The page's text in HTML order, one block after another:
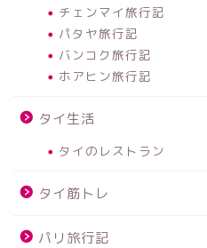
チェンマイ旅行記
パタヤ旅行記
バンコク旅行記
ホアヒン旅行記
タイ生活
タイのレストラン
タイ筋トレ
パリ旅行記